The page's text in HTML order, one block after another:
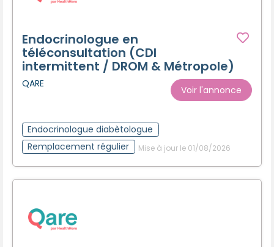
Endocrinologue en
téléconsultation (CDI
intermittent / DROM & Métropole)
QARE
Voir l'annonce
Endocrinologue diabètologue
Remplacement régulier
Mise à jour le 01/08/2026